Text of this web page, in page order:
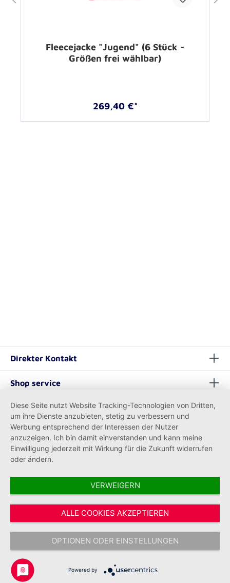
Fleecejacke "Jugend" (6 Stück -
Größen frei wählbar)
269,40 €*
Direkter Kontakt
Shop service
Informationen
Vertrag widerrufen
* Alle Preise inkl. gesetzl. Mehrwertsteuer zzgl.Versandkostenund ggf.
Nachnahmegebühren, wenn nicht anders angegeben.
Copyright © 2026 Johanniter-Unfall-Hilfe e.V. - Alle Rechte
vorbehalten.
Diese Seite nutzt Website Tracking-Technologien von Dritten,
um ihre Dienste anzubieten, stetig zu verbessern und
Werbung entsprechend der Interessen der Nutzer
anzuzeigen. Ich bin damit einverstanden und kann meine
Einwilligung jederzeit mit Wirkung für die Zukunft widerrufen
oder ändern.
VERWEIGERN
ALLE COOKIES AKZEPTIEREN
OPTIONEN ODER EINSTELLUNGEN
Powered by